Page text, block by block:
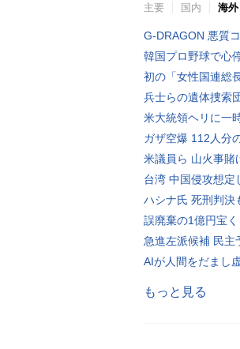
主要 国内 海外
G-DRAGON 悪質
韓国プロ野球で心
初の「女性国連総
兵士らの遺体捜索
米大統領ヘリに一
ガザ空爆 112人分
米議員ら 山火事賭
台湾 中国侵攻想定
ハシナ氏 死刑判決
誤廃棄の1億円宝
急進左派候補 民主
AIが人間をだまし
もっと見る